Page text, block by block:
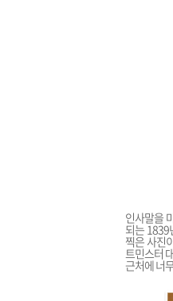
인사말을
되는 1839
찍은 사진
트민스터
근처에 너